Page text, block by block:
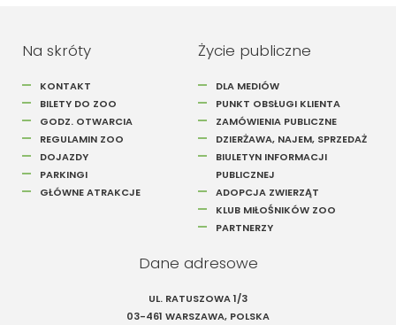
Na skróty
KONTAKT
BILETY DO ZOO
GODZ. OTWARCIA
REGULAMIN ZOO
DOJAZDY
PARKINGI
GŁÓWNE ATRAKCJE
Życie publiczne
DLA MEDIÓW
PUNKT OBSŁUGI KLIENTA
ZAMÓWIENIA PUBLICZNE
DZIERŻAWA, NAJEM, SPRZEDAŻ
BIULETYN INFORMACJI
PUBLICZNEJ
ADOPCJA ZWIERZĄT
KLUB MIŁOŚNIKÓW ZOO
PARTNERZY
Dane adresowe
UL. RATUSZOWA 1/3
03-461 WARSZAWA, POLSKA